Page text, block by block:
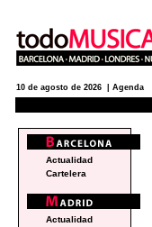
10 de agosto de 2026 | Agenda
Actualidad
Cartelera
Actualidad